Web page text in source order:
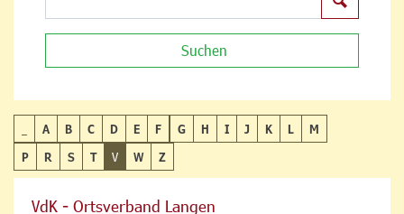
Suchen
A B C D E F G H I J K L
M
P
R S T V W Z
VdK - Ortsverband Langen